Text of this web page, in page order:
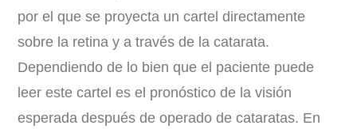
por el que se proyecta un cartel directamente
sobre la retina y a través de la catarata.
Dependiendo de lo bien que el paciente puede
leer este cartel es el pronóstico de la visión
esperada después de operado de cataratas. En